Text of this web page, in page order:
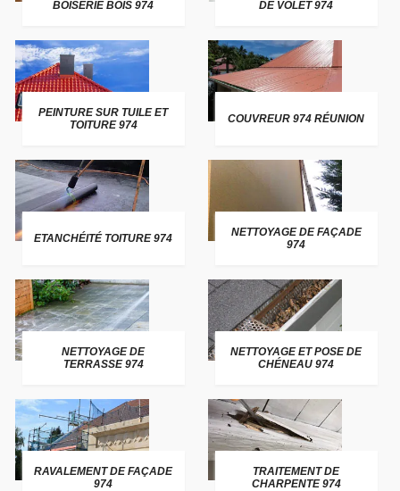
BOISERIE BOIS 974 DE VOLET 974
PEINTURE SUR TUILE ET
TOITURE 974
COUVREUR 974 RÉUNION
ETANCHÉITÉ TOITURE 974
NETTOYAGE DE FAÇADE
974
NETTOYAGE DE
TERRASSE 974
NETTOYAGE ET POSE DE
CHÉNEAU 974
RAVALEMENT DE FAÇADE
974
TRAITEMENT DE
CHARPENTE 974